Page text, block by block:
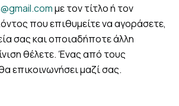
με τον τίτλο ή τον
που επιθυμείτε να αγοράσετε,
σας και οποιαδήποτε άλλη
θέλετε. Ένας από τους
επικοινωνήσει μαζί σας.